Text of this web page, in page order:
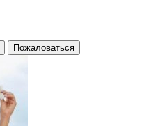
Пожаловаться